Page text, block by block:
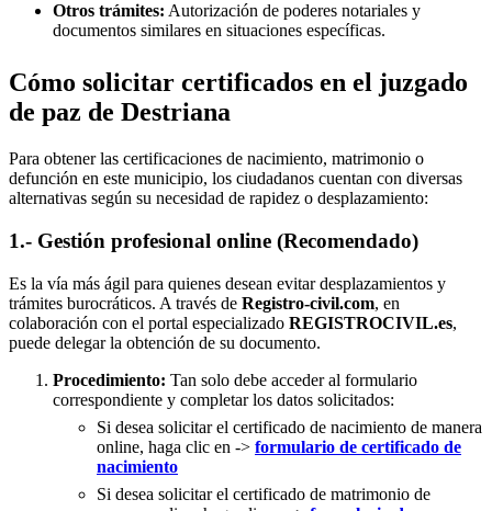
Otros trámites: Autorización de poderes notariales y
documentos similares en situaciones específicas.
Cómo solicitar certificados en el juzgado
de paz de Destriana
Para obtener las certificaciones de nacimiento, matrimonio o
defunción en este municipio, los ciudadanos cuentan con diversas
alternativas según su necesidad de rapidez o desplazamiento:
1.- Gestión profesional online (Recomendado)
Es la vía más ágil para quienes desean evitar desplazamientos y
trámites burocráticos. A través de Registro-civil.com, en
colaboración con el portal especializado REGISTROCIVIL.es,
puede delegar la obtención de su documento.
Procedimiento: Tan solo debe acceder al formulario
correspondiente y completar los datos solicitados:
Si desea solicitar el certificado de nacimiento de manera
online, haga clic en -> formulario de certificado de
nacimiento
Si desea solicitar el certificado de matrimonio de